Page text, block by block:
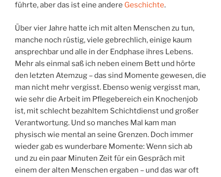
führte, aber das ist eine andere Geschichte.
Über vier Jahre hatte ich mit alten Menschen zu tun,
manche noch rüstig, viele gebrechlich, einige kaum
ansprechbar und alle in der Endphase ihres Lebens.
Mehr als einmal saß ich neben einem Bett und hörte
den letzten Atemzug – das sind Momente gewesen, die
man nicht mehr vergisst. Ebenso wenig vergisst man,
wie sehr die Arbeit im Pflegebereich ein Knochenjob
ist, mit schlecht bezahltem Schichtdienst und großer
Verantwortung. Und so manches Mal kam man
physisch wie mental an seine Grenzen. Doch immer
wieder gab es wunderbare Momente: Wenn sich ab
und zu ein paar Minuten Zeit für ein Gespräch mit
einem der alten Menschen ergaben – und das war oft